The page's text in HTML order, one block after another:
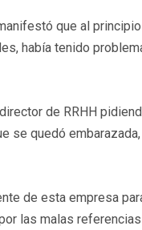
que al
había tenido
de RRHH
se quedó
de esta empresa
las malas